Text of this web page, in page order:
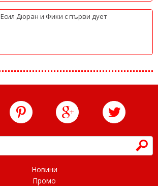
Есил Дюран и Фики с първи дует
h
Новини
Промо